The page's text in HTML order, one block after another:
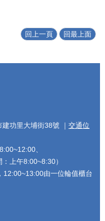
回上一頁 回最上面
功里大埔街38號 ｜ 交通位
、
上午8:00~8:30）
12:00~13:00由一位輪值櫃台